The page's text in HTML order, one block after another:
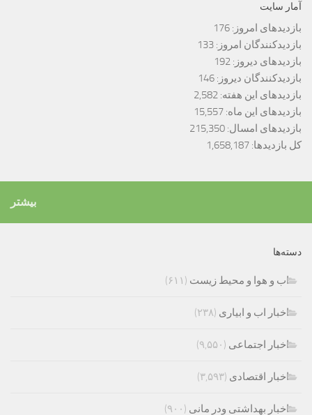
آمار سایت
بازدیدهای امروز: 176
بازدیدکنندگان امروز: 133
بازدیدهای دیروز: 192
بازدیدکنندگان دیروز: 146
بازدیدهای این هفته: 2,582
بازدیدهای این ماه: 15,557
بازدیدهای امسال: 215,350
کل بازدیدها: 1,658,187
بیشتر
دسته‌ها
اب و هوا و محیط زیست (۶۱۱)
اخبار اب و ابیاری (۲۳۸)
اخبار اجتماعی (۹,۵۵۰)
اخبار اقتصادی (۳,۵۹۳)
اخبار بهداشتی ودر مانی (۹۰۰)